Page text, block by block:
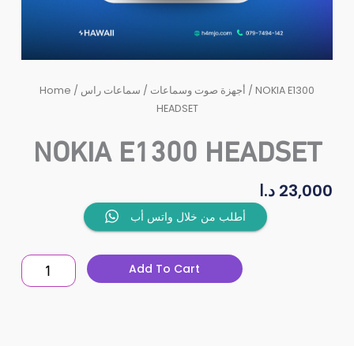
Home / أجهزة صوت وسماعات / سماعات راس
/ NOKIA E1300
HEADSET
NOKIA E1300 HEADSET
23,000 د.ا
أطلب من خلال واتس أب
quantity
Add To Cart